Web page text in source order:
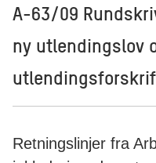
A-63/09
ny utlendingslov
Retningslinjer fra